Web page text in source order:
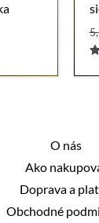
O nás
Ako
Doprava a
Obchodné